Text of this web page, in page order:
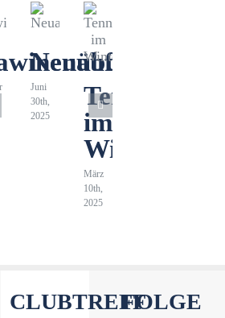
Neuaufnahmen
Juni
30th,
2025
im
Winter
März
10th,
2025
CLUBTREFFFOLGE